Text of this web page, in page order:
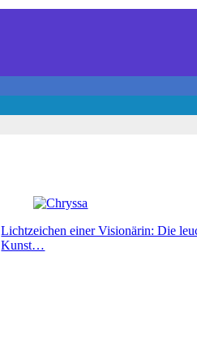
Lichtzeichen einer Visionärin: Die
Kunst…